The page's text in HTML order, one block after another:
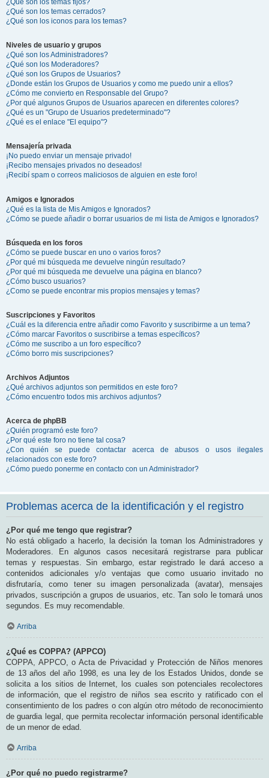
¿Qué son los temas fijos?
¿Qué son los temas cerrados?
¿Qué son los iconos para los temas?
Niveles de usuario y grupos
¿Qué son los Administradores?
¿Qué son los Moderadores?
¿Qué son los Grupos de Usuarios?
¿Donde están los Grupos de Usuarios y como me puedo unir a ellos?
¿Cómo me convierto en Responsable del Grupo?
¿Por qué algunos Grupos de Usuarios aparecen en diferentes colores?
¿Qué es un "Grupo de Usuarios predeterminado"?
¿Qué es el enlace "El equipo"?
Mensajería privada
¡No puedo enviar un mensaje privado!
¡Recibo mensajes privados no deseados!
¡Recibí spam o correos maliciosos de alguien en este foro!
Amigos e Ignorados
¿Qué es la lista de Mis Amigos e Ignorados?
¿Cómo se puede añadir o borrar usuarios de mi lista de Amigos e Ignorados?
Búsqueda en los foros
¿Cómo se puede buscar en uno o varios foros?
¿Por qué mi búsqueda me devuelve ningún resultado?
¿Por qué mi búsqueda me devuelve una página en blanco?
¿Cómo busco usuarios?
¿Como se puede encontrar mis propios mensajes y temas?
Suscripciones y Favoritos
¿Cuál es la diferencia entre añadir como Favorito y suscribirme a un tema?
¿Cómo marcar Favoritos o suscribirse a temas específicos?
¿Cómo me suscribo a un foro específico?
¿Cómo borro mis suscripciones?
Archivos Adjuntos
¿Qué archivos adjuntos son permitidos en este foro?
¿Cómo encuentro todos mis archivos adjuntos?
Acerca de phpBB
¿Quién programó este foro?
¿Por qué este foro no tiene tal cosa?
¿Con quién se puede contactar acerca de abusos o usos ilegales
relacionados con este foro?
¿Cómo puedo ponerme en contacto con un Administrador?
Problemas acerca de la identificación y el registro
¿Por qué me tengo que registrar?
No está obligado a hacerlo, la decisión la toman los Administradores y
Moderadores. En algunos casos necesitará registrarse para publicar
temas y respuestas. Sin embargo, estar registrado le dará acceso a
contenidos adicionales y/o ventajas que como usuario invitado no
disfrutaría, como tener su imagen personalizada (avatar), mensajes
privados, suscripción a grupos de usuarios, etc. Tan solo le tomará unos
segundos. Es muy recomendable.
Arriba
¿Qué es COPPA? (APPCO)
COPPA, APPCO, o Acta de Privacidad y Protección de Niños menores
de 13 años del año 1998, es una ley de los Estados Unidos, donde se
solicita a los sitios de Internet, los cuales son potenciales recolectores
de información, que el registro de niños sea escrito y ratificado con el
consentimiento de los padres o con algún otro método de reconocimiento
de guardia legal, que permita recolectar información personal identificable
de un menor de edad.
Arriba
¿Por qué no puedo registrarme?